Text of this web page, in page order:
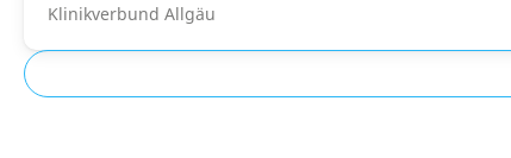
Klinikverbund Allgäu